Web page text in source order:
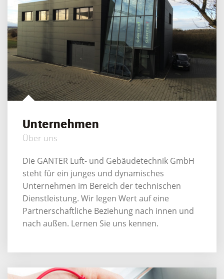
Unternehmen
Über uns
Die GANTER Luft- und Gebäudetechnik GmbH
steht für ein junges und dynamisches
Unternehmen im Bereich der technischen
Dienstleistung. Wir legen Wert auf eine
Partnerschaftliche Beziehung nach innen und
nach außen. Lernen Sie uns kennen.